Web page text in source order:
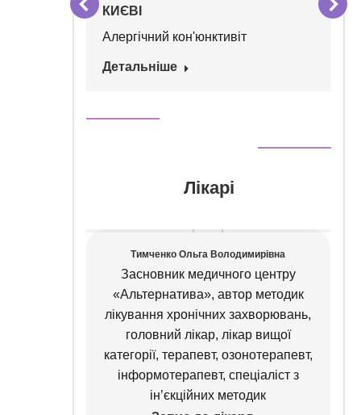
КИЄВІ
Алергічний кон'юнктивіт
Детальніше
Лікарі
Тимченко Ольга Володимирівна
Засновник медичного центру
«Альтернатива», автор методик
лікування хронічних захворювань,
головний лікар, лікар вищої
категорії, терапевт, озонотерапевт,
інформотерапевт, спеціаліст з
ін’єкційних методик